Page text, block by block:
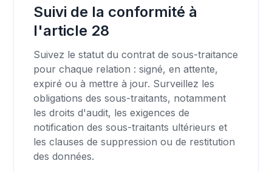
Suivi de la conformité à
l'article 28
Suivez le statut du contrat de sous-traitance
pour chaque relation : signé, en attente,
expiré ou à mettre à jour. Surveillez les
obligations des sous-traitants, notamment
les droits d'audit, les exigences de
notification des sous-traitants ultérieurs et
les clauses de suppression ou de restitution
des données.